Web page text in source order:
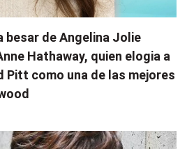
besar de Angelina Jolie
Hathaway, quien elogia a
Pitt como una de las mejores